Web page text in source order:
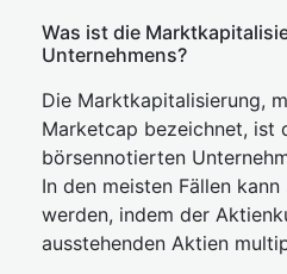
Was ist die
Unternehmens?
Die Marktkapitalisierung,
Marketcap bezeichnet, ist
börsennotierten
In den meisten Fällen
werden, indem der
ausstehenden Aktien